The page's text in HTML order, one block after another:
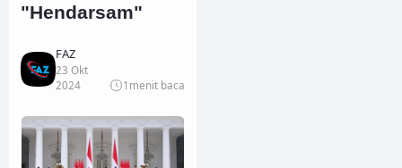
"Hendarsam"
FAZ
23 Okt
2024
1 menit baca